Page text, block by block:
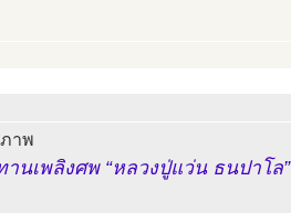
เพลิงศพ “หลวงปู่แว่น ธนปาโล”